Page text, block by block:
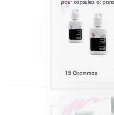
COLLE
15G